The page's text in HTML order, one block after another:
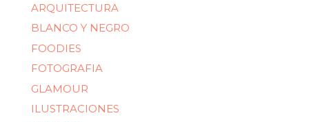
ARQUITECTURA
BLANCO Y NEGRO
FOODIES
FOTOGRAFIA
GLAMOUR
ILUSTRACIONES